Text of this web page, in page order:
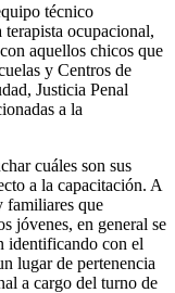
técnico
ocupacional,
aquellos chicos que
y Centros de
Justicia Penal
a la
cuáles son sus
a la capacitación. A
familiares que
jóvenes, en general se
identificando con el
lugar de pertenencia
a cargo del turno de